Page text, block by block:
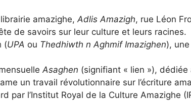
amazighe,Adlis Amazigh, rue Léon
de savoirs sur leur culture et leurs racines.
(UPA ou Thedhiwth n Aghmif Imazighen),
Asaghen (signifiant « lien »),
un travail révolutionnaire sur l’écriture
par l’Institut Royal de la Culture Amazighe